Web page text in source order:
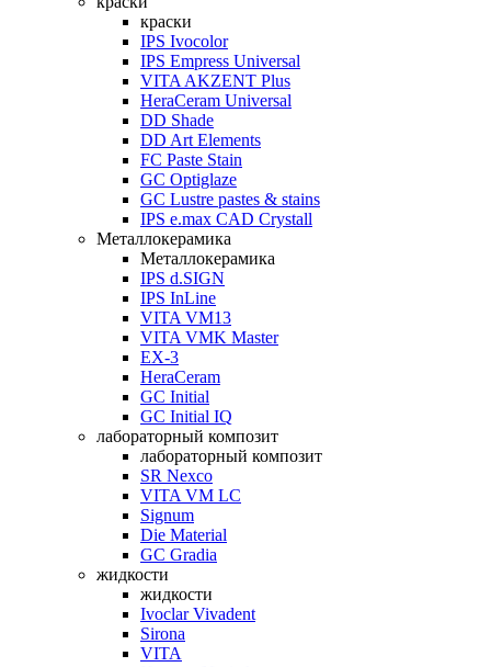
краски
IPS Ivocolor
IPS Empress Universal
VITA AKZENT Plus
HeraCeram Universal
DD Shade
DD Art Elements
FC Paste Stain
GC Optiglaze
GC Lustre pastes & stains
IPS e.max CAD Crystall
Металлокерамика
Металлокерамика
IPS d.SIGN
IPS InLine
VITA VM13
VITA VMK Master
EX-3
HeraCeram
GC Initial
GC Initial IQ
лабораторный композит
лабораторный композит
SR Nexco
VITA VM LC
Signum
Die Material
GC Gradia
жидкости
жидкости
Ivoclar Vivadent
Sirona
VITA